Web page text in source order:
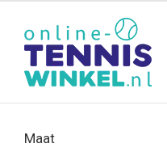
inhoud
Maat